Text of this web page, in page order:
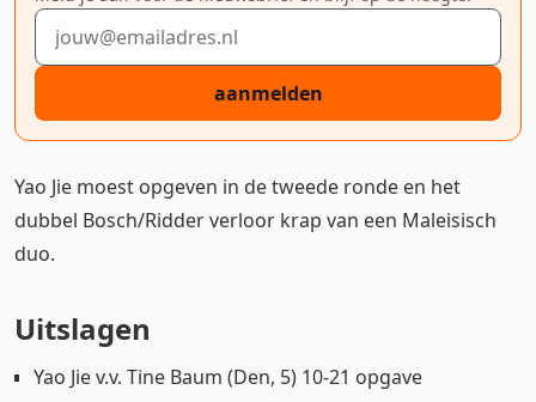
E-mailadres
aanmelden
Yao Jie moest opgeven in de tweede ronde en het
dubbel Bosch/Ridder verloor krap van een Maleisisch
duo.
Uitslagen
Yao Jie v.v. Tine Baum (Den, 5) 10-21 opgave